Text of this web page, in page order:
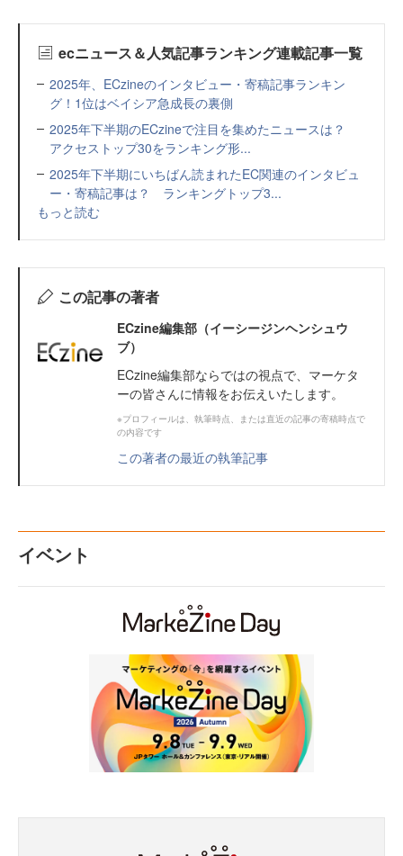
ecニュース＆人気記事ランキング連載記事一覧
2025年、ECzineのインタビュー・寄稿記事ランキン
グ！1位はベイシア急成長の裏側
2025年下半期のECzineで注目を集めたニュースは？
アクセストップ30をランキング形...
2025年下半期にいちばん読まれたEC関連のインタビュ
ー・寄稿記事は？ ランキングトップ3...
もっと読む
この記事の著者
ECzine編集部（イーシージンヘンシュウ
ブ）
ECzine編集部ならではの視点で、マーケタ
ーの皆さんに情報をお伝えいたします。
※プロフィールは、執筆時点、または直近の記事の寄稿時点で
の内容です
この著者の最近の執筆記事
イベント